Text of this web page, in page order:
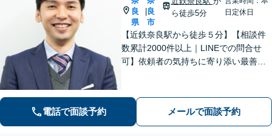
良
県
良
市
ら徒歩5分
日定休日
【近鉄奈良駅から徒歩５分】【相談件
数累計2000件以上｜LINEでの問合せ
可】依頼者の気持ちに寄り添い最善の
ン法律相談可能】
電話で面談予約 メールで面談予約